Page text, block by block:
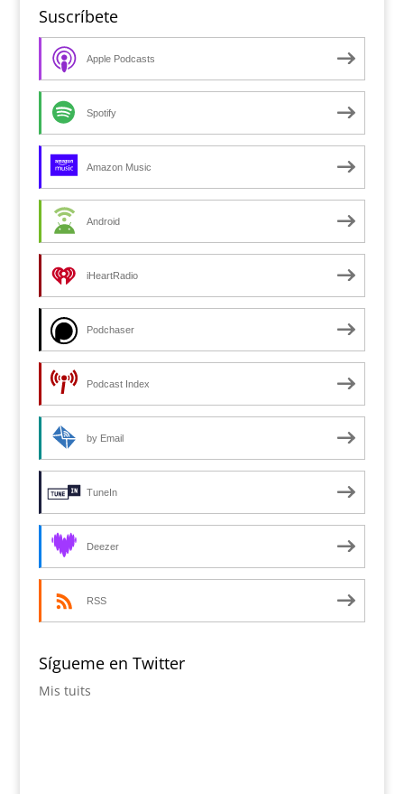
Suscríbete
Apple Podcasts
Spotify
Amazon Music
Android
iHeartRadio
Podchaser
Podcast Index
by Email
TuneIn
Deezer
RSS
Sígueme en Twitter
Mis tuits